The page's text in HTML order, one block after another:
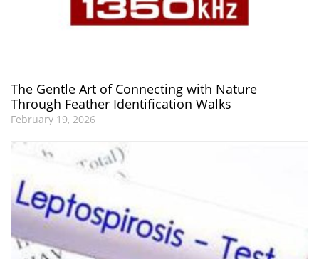
The Gentle Art of Connecting with Nature
Through Feather Identification Walks
February 19, 2026